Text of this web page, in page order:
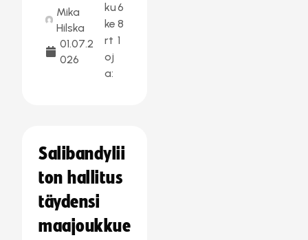
Mika
Hilska
01.07.2
026
ku
ke
rt
oj
a:
6
8
1
Salibandylii
ton hallitus
täydensi
maajoukkue